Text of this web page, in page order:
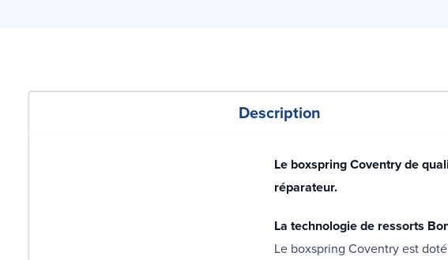
Description
Le boxspring Coventry de
réparateur.
La technologie de ressorts
Le boxspring Coventry est